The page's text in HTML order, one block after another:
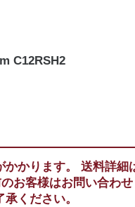
C12RSH2
かります。
送料詳細
お客様はお問い合わ
ください。